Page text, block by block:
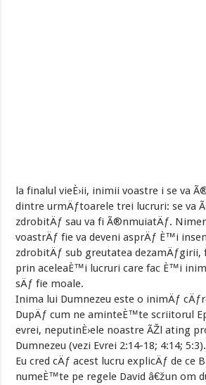
la finalul vieÈ›ii, inimii voastre i se va
dintre urmÄƒtoarele trei lucruri: se va
zdrobitÄƒ sau va fi Ã®nmuiatÄƒ.
voastrÄƒ fie va deveni asprÄƒ È™i
zdrobitÄƒ sub greutatea dezamÄƒgirii,
prin aceleaÈ™i lucruri care fac È™i
sÄƒ fie moale.
Inima lui Dumnezeu este o inimÄƒ
DupÄƒ cum ne aminteÈ™te scriitorul
evrei, neputinÈ›ele noastre ÃŽl ating
Dumnezeu (vezi Evrei 2:14-18; 4:14; 5:3).
Eu cred cÄƒ acest lucru explicÄƒ de ce
numeÈ™te pe regele David â€žun om